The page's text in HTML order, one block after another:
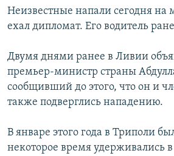
ТОҶИКӢ
TÜRKMENÇE
Все сайты РСЕ/РС
Неизвестные напали сегодня на
ехал дипломат. Его водитель
Двумя днями ранее в Ливии
премьер-министр страны
сообщивший до этого, что он и
также подверглись нападению.
В январе этого года в Триполи
некоторое время удерживались